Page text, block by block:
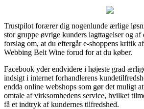
Trustpilot forærer dig nogenlunde ærlige
stor gruppe øvrige kunders iagttagelser og
forslag om, at du eftergår e-shoppens kritik
Webbing Belt Wine forud for at du køber.
Facebook yder endvidere i højeste grad
indsigt i internet forhandlerens
endda online webshops som gør det muligt
omtale af virksomhedens service, hvilket
få et indtryk af kundernes tilfredshed.